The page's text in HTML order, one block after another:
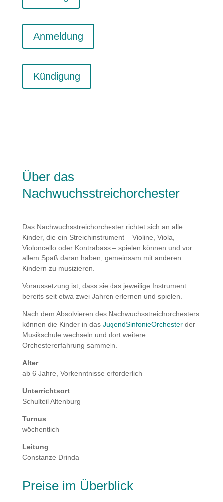
Anmeldung
Kündigung
Über das
Nachwuchsstreichorchester
Das Nachwuchsstreichorchester richtet sich an alle
Kinder, die ein Streichinstrument – Violine, Viola,
Violoncello oder Kontrabass – spielen können und vor
allem Spaß daran haben, gemeinsam mit anderen
Kindern zu musizieren.
Voraussetzung ist, dass sie das jeweilige Instrument
bereits seit etwa zwei Jahren erlernen und spielen.
Nach dem Absolvieren des Nachwuchsstreichorchesters
können die Kinder in das JugendSinfonieOrchesterder
Musikschule wechseln und dort weitere
Orchestererfahrung sammeln.
Alter
ab 6 Jahre, Vorkenntnisse erforderlich
Unterrichtsort
Schulteil Altenburg
Turnus
wöchentlich
Leitung
Constanze Drinda
Preise im Überblick